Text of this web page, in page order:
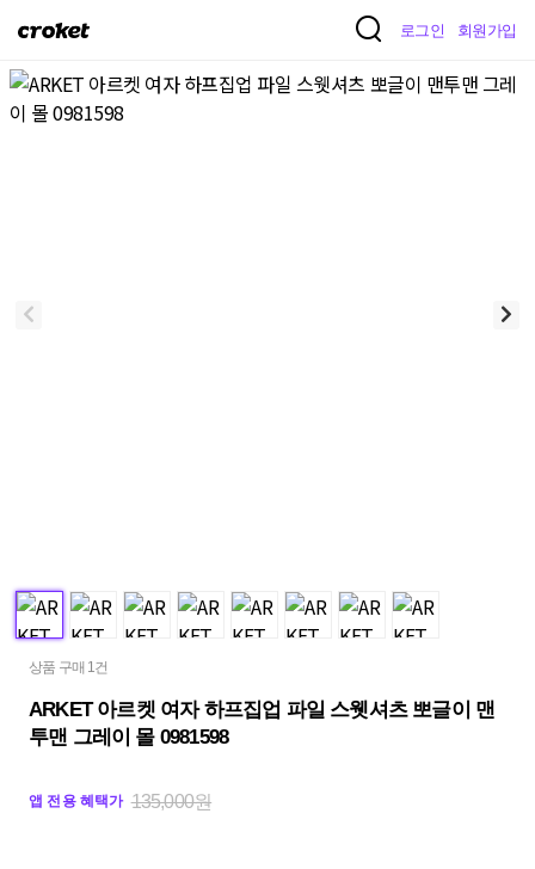
크
켓
로그인 회원가입
상품 구매 1건
ARKET 아르켓 여자 하프집업 파일 스웻셔츠 뽀글이 맨
투맨 그레이 몰 0981598
앱 전용 혜택가 135,000원